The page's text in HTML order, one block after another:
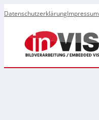
DatenschutzerklärungImpressum